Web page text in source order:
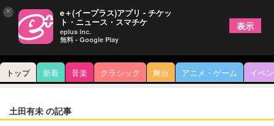
トップ 新着 音楽 クラシック 舞台 アニメ・ゲーム イベ
土田有未 の記事
× e＋(イープラス)アプリ - チケッ
ト・ニュース・スマチケ
eplus inc.
無料 - Google Play
表示